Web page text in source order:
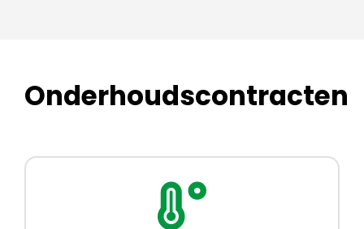
Onderhoudscontracten